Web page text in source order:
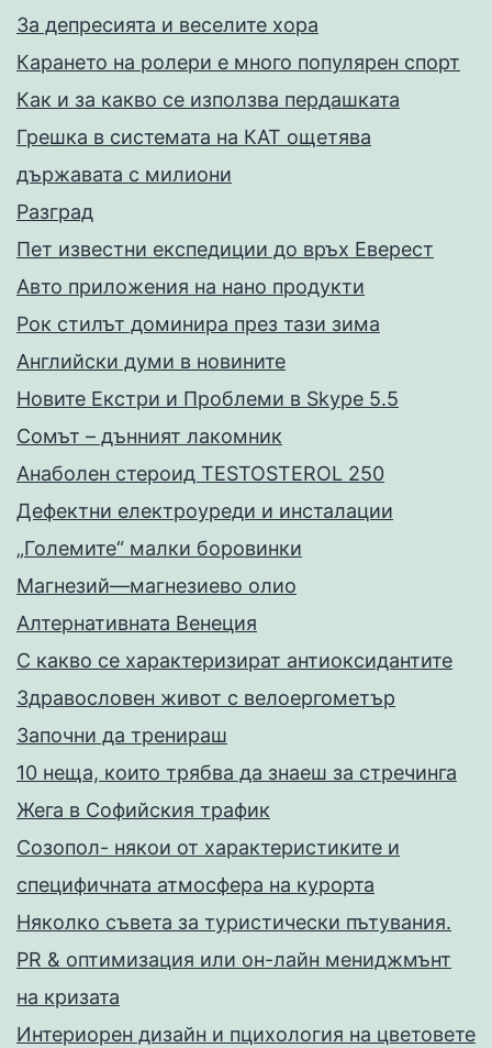
За депресията и веселите хора
Карането на ролери е много популярен спорт
Как и за какво се използва пердашката
Грешка в системата на КАТ ощетява
държавата с милиони
Разград
Пет известни експедиции до връх Еверест
Авто приложения на нано продукти
Рок стилът доминира през тази зима
Английски думи в новините
Новите Екстри и Проблеми в Skype 5.5
Сомът – дънният лакомник
Анаболен стероид TESTOSTEROL 250
Дефектни електроуреди и инсталации
„Големите“ малки боровинки
Магнезий—магнезиево олио
Алтернативната Венеция
С какво се характеризират антиоксидантите
Здравословен живот с велоергометър
Запoчни да тренираш
10 неща, които трябва да знаеш за стречинга
Жега в Софийския трафик
Созопол- някои от характеристиките и
специфичната атмосфера на курорта
Няколко съвета за туристически пътувания.
PR & оптимизация или он-лайн мениджмънт
на кризата
Интериорен дизайн и пцихология на цветовете